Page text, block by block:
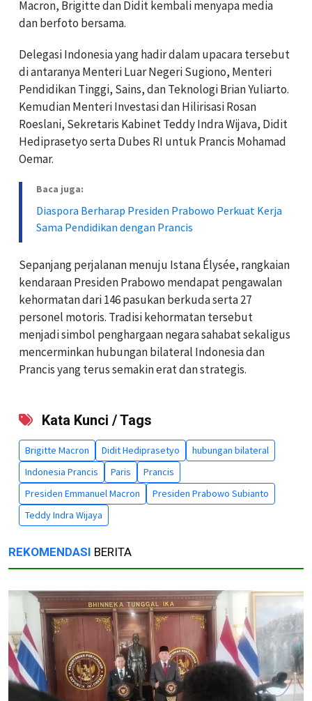
Macron, Brigitte dan Didit kembali menyapa media
dan berfoto bersama.
Delegasi Indonesia yang hadir dalam upacara tersebut
di antaranya Menteri Luar Negeri Sugiono, Menteri
Pendidikan Tinggi, Sains, dan Teknologi Brian Yuliarto.
Kemudian Menteri Investasi dan Hilirisasi Rosan
Roeslani, Sekretaris Kabinet Teddy Indra Wijava, Didit
Hediprasetyo serta Dubes RI untuk Prancis Mohamad
Oemar.
Baca juga:
Diaspora Berharap Presiden Prabowo Perkuat Kerja
Sama Pendidikan dengan Prancis
Sepanjang perjalanan menuju Istana Élysée, rangkaian
kendaraan Presiden Prabowo mendapat pengawalan
kehormatan dari 146 pasukan berkuda serta 27
personel motoris. Tradisi kehormatan tersebut
menjadi simbol penghargaan negara sahabat sekaligus
mencerminkan hubungan bilateral Indonesia dan
Prancis yang terus semakin erat dan strategis.
Kata Kunci / Tags
Brigitte Macron Didit Hediprasetyo
hubungan bilateral
Indonesia Prancis
Paris
Prancis
Presiden Emmanuel Macron
Presiden Prabowo Subianto
Teddy Indra Wijaya
REKOMENDASI BERITA